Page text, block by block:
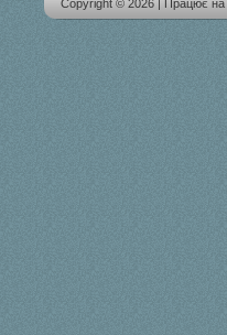
Copyright © 2026 | Працює на